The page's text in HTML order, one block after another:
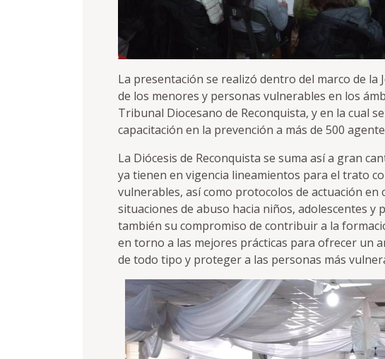
La presentación se realizó dentro del marco de la
de los menores y personas vulnerables en los
Tribunal Diocesano de Reconquista, y en la cual
capacitación en la prevención a más de 500
La Diócesis de Reconquista se suma así a gran
ya tienen en vigencia lineamientos para el trato
vulnerables, así como protocolos de actuación en
situaciones de abuso hacia niños, adolescentes y
también su compromiso de contribuir a la
en torno a las mejores prácticas para ofrecer un
de todo tipo y proteger a las personas más